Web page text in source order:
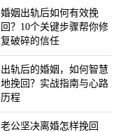
婚姻出轨后如何有效挽
回？10个关键步骤帮你修
复破碎的信任
出轨后的婚姻，如何智慧
地挽回？实战指南与心路
历程
老公坚决离婚怎样挽回